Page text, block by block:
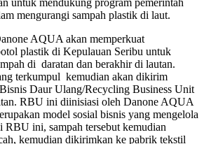
untuk mendukung program pemerintah
mengurangi sampah plastik di laut.
AQUA akan memperkuat
plastik di Kepulauan Seribu untuk
di daratan dan berakhir di lautan.
terkumpul kemudian akan dikirim
Daur Ulang/Recycling Business Unit
RBU ini diinisiasi oleh Danone AQUA
model sosial bisnis yang mengelola
RBU ini, sampah tersebut kemudian
kemudian dikirimkan ke pabrik tekstil